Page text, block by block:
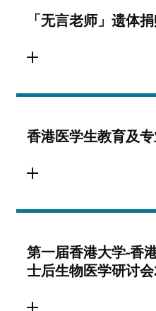
「无言老师」遗体
香港医学生教育及
第一届香港大学-香
士后生物医学研讨